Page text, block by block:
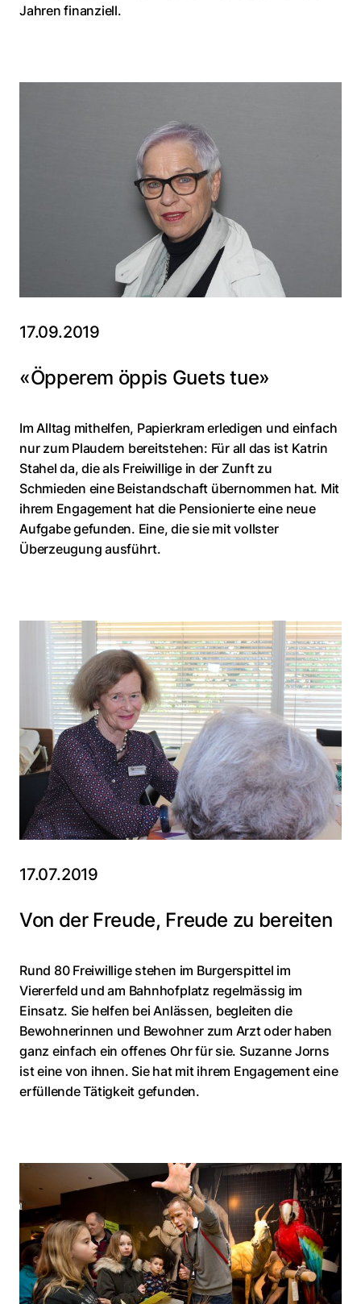
Jahren finanziell.
17.09.2019
«Öpperem öppis Guets tue»
Im Alltag mithelfen, Papierkram erledigen und einfach
nur zum Plaudern bereitstehen: Für all das ist Katrin
Stahel da, die als Freiwillige in der Zunft zu
Schmieden eine Beistandschaft übernommen hat. Mit
ihrem Engagement hat die Pensionierte eine neue
Aufgabe gefunden. Eine, die sie mit vollster
Überzeugung ausführt.
17.07.2019
Von der Freude, Freude zu bereiten
Rund 80 Freiwillige stehen im Burgerspittel im
Viererfeld und am Bahnhofplatz regelmässig im
Einsatz. Sie helfen bei Anlässen, begleiten die
Bewohnerinnen und Bewohner zum Arzt oder haben
ganz einfach ein offenes Ohr für sie. Suzanne Jorns
ist eine von ihnen. Sie hat mit ihrem Engagement eine
erfüllende Tätigkeit gefunden.